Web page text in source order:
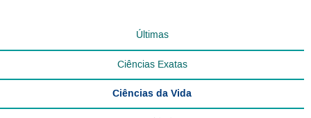
Últimas
Ciências Exatas
Ciências da Vida